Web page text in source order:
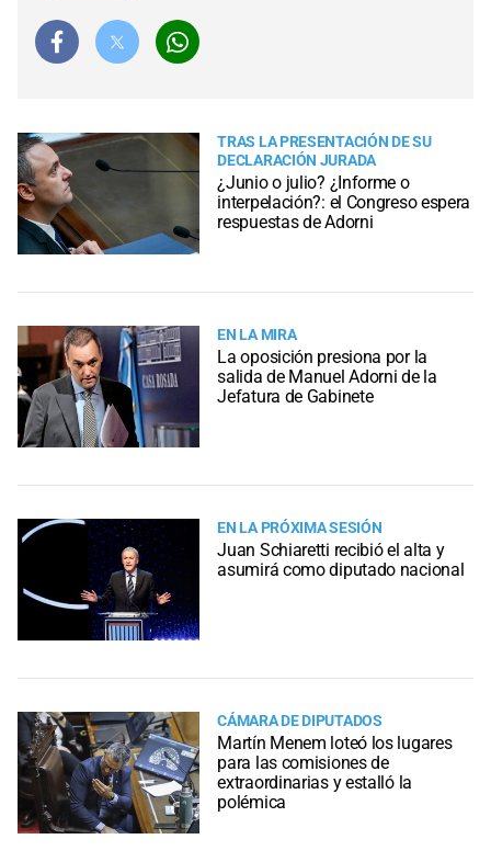
TRAS LA PRESENTACIÓN DE SU
DECLARACIÓN JURADA
¿Junio o julio? ¿Informe o
interpelación?: el Congreso espera
respuestas de Adorni
EN LA MIRA
La oposición presiona por la
salida de Manuel Adorni de la
Jefatura de Gabinete
EN LA PRÓXIMA SESIÓN
Juan Schiaretti recibió el alta y
asumirá como diputado nacional
CÁMARA DE DIPUTADOS
Martín Menem loteó los lugares
para las comisiones de
extraordinarias y estalló la
polémica